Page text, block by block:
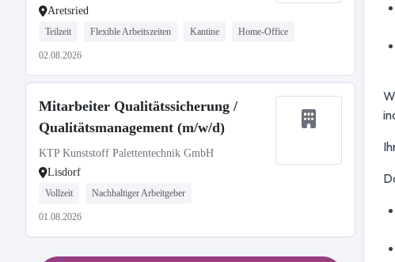
Aretsried
Teilzeit Flexible Arbeitszeiten Kantine Home-Office
02.08.2026
Mitarbeiter Qualitätssicherung /
Qualitätsmanagement (m/w/d)
KTP Kunststoff Palettentechnik GmbH
Lisdorf
Vollzeit Nachhaltiger Arbeitgeber
01.08.2026